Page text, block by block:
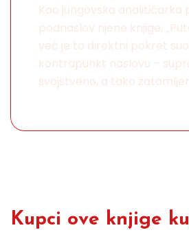
Kao jungovska analitičarka
podnaslov njene knjige,
već je to direktni pokret
kontrapunkt naslovu –
svojstveno, a tako
Kupci ove knjige